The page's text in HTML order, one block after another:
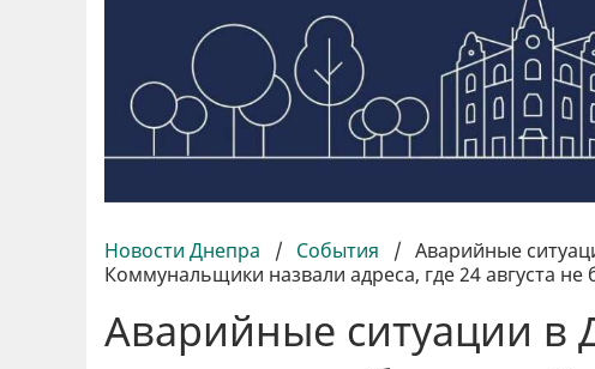
Новости Днепра / События / Аварийные
Коммунальщики назвали адреса, где 24 августа не
Аварийные ситуации в